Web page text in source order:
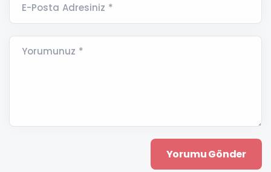
E-Posta Adresiniz *
Yorumunuz *